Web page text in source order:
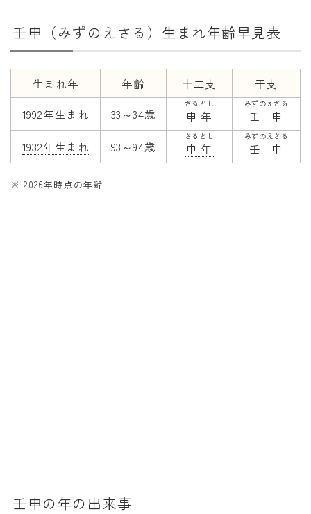
七五三・十三参り計算
厄年計算
長寿祝い計算
学びの資料
学年早見表
偏差値から上位何％計算
壬申（みずのえさる）生まれ年齢早見表
生まれ年 年齢 十二支
干支
1992年生まれ
33～34歳 申年
さるどし
壬申
みずのえさる
1932年生まれ 93～94歳 申年
さるどし
壬申
みずのえさる
※ 2026年時点の年齢
壬申の年の出来事